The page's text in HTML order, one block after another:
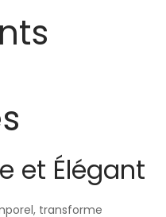
et Élégant
transforme